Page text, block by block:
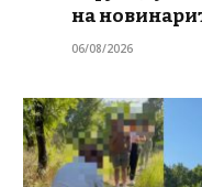
на
06/08/2026